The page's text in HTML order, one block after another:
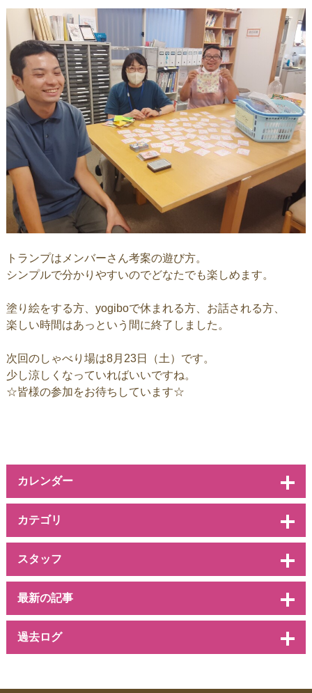
トランプはメンバーさん考案の遊び方。
シンプルで分かりやすいのでどなたでも楽しめます。
塗り絵をする方、yogiboで休まれる方、お話される方、
楽しい時間はあっという間に終了しました。
次回のしゃべり場は8月23日（土）です。
少し涼しくなっていればいいですね。
☆皆様の参加をお待ちしています☆
カレンダー
カテゴリ
スタッフ
最新の記事
過去ログ